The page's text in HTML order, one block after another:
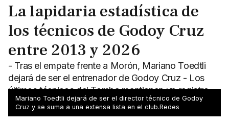
La lapidaria estadística de
los técnicos de Godoy Cruz
entre 2013 y 2026
- Tras el empate frente a Morón, Mariano Toedtli
dejará de ser el entrenador de Godoy Cruz - Los
últimos técnicos del Tomba mantienen un registro
lapidario
Mariano Toedtli dejará de ser el director técnico de Godoy
Cruz y se suma a una extensa lista en el club.Redes